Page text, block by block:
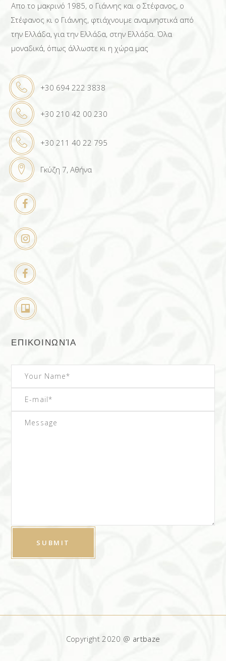
Απο το μακρινό 1985, ο Γιάννης και ο Στέφανος, ο
Στέφανος κι ο Γιάννης, φτιάχνουμε αναμνηστικά από
την Ελλάδα, για την Ελλάδα, στην Ελλάδα. Όλα
μοναδικά, όπως άλλωστε κι η χώρα μας
+30 694 222 3838
+30 210 42 00 230
+30 211 40 22 795
Γκύζη 7, Αθήνα
ΕΠΙΚΟΙΝΩΝΊΑ
Copyright 2020 @ artbaze